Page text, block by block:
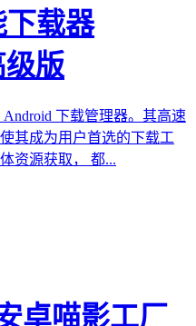
载器
级版
下载管理器。其高速
其成为用户首选的下载工
资源获取， 都...
卓喵影工厂